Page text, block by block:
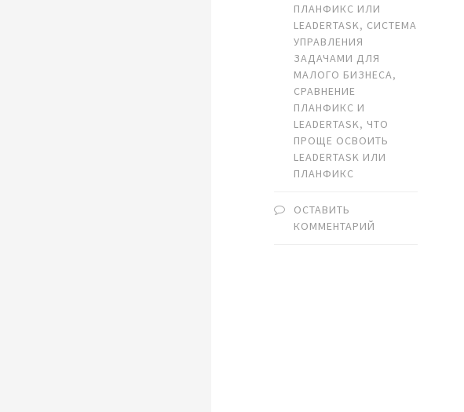
ПЛАНФИКС ИЛИ
LEADERTASK, СИСТЕМА
УПРАВЛЕНИЯ
ЗАДАЧАМИ ДЛЯ
МАЛОГО БИЗНЕСА,
СРАВНЕНИЕ
ПЛАНФИКС И
LEADERTASK, ЧТО
ПРОЩЕ ОСВОИТЬ
LEADERTASK ИЛИ
ПЛАНФИКС
ОСТАВИТЬ
КОММЕНТАРИЙ